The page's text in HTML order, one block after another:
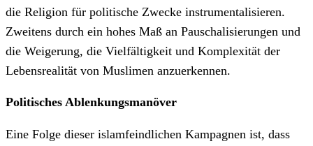
die Religion für politische Zwecke instrumentalisieren.
Zweitens durch ein hohes Maß an Pauschalisierungen und
die Weigerung, die Vielfältigkeit und Komplexität der
Lebensrealität von Muslimen anzuerkennen.
Politisches Ablenkungsmanöver
Eine Folge dieser islamfeindlichen Kampagnen ist, dass